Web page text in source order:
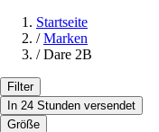
Startseite
/ Marken
/ Dare 2B
Filter
In 24 Stunden versendet
Größe